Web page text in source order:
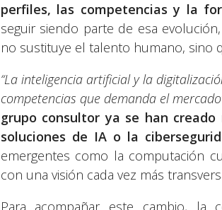
perfiles, las competencias y la
seguir siendo parte de esa
no sustituye el talento humano, sino
“La inteligencia artificial y la
competencias que demanda el
grupo consultor ya se han
soluciones de IA o la
emergentes como la computación
con una visión cada vez más